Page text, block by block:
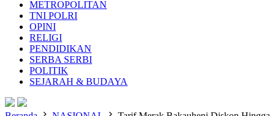
METROPOLITAN
TNI POLRI
OPINI
RELIGI
PENDIDIKAN
SERBA SERBI
POLITIK
SEJARAH & BUDAYA